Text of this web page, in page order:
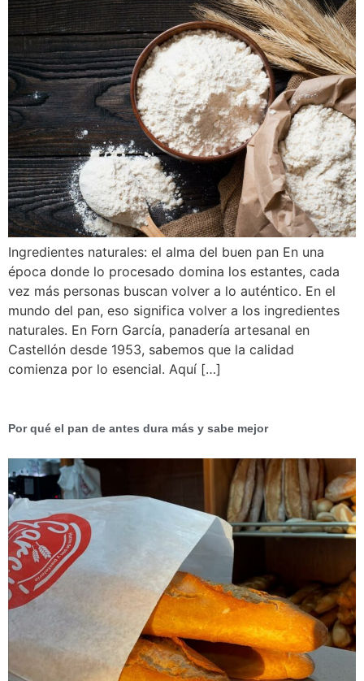
Ingredientes naturales: el alma del buen pan En una
época donde lo procesado domina los estantes, cada
vez más personas buscan volver a lo auténtico. En el
mundo del pan, eso significa volver a los ingredientes
naturales. En Forn García, panadería artesanal en
Castellón desde 1953, sabemos que la calidad
comienza por lo esencial. Aquí […]
Por qué el pan de antes dura más y sabe mejor